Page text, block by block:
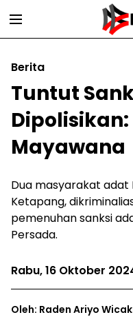
Berita
Tuntut
Mayawana
Dua masyarakat adat
Ketapang,
pemenuhan sanksi
Persada.
Rabu, 16 Oktober
Oleh: Raden Ariyo